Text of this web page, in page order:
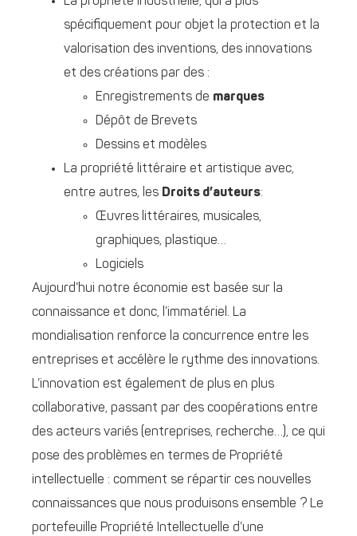
spécifiquement pour objet la protection et la
valorisation des inventions, des innovations
et des créations par des :
Enregistrements de marques
Dépôt de Brevets
Dessins et modèles
La propriété littéraire et artistique avec,
entre autres, les Droits d’auteurs:
Œuvres littéraires, musicales,
graphiques, plastique…
Logiciels
Aujourd’hui notre économie est basée sur la
connaissance et donc, l’immatériel. La
mondialisation renforce la concurrence entre les
entreprises et accélère le rythme des innovations.
L’innovation est également de plus en plus
collaborative, passant par des coopérations entre
des acteurs variés (entreprises, recherche…), ce qui
pose des problèmes en termes de Propriété
intellectuelle : comment se répartir ces nouvelles
connaissances que nous produisons ensemble ? Le
portefeuille Propriété Intellectuelle d’une